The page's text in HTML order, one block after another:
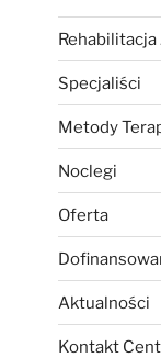
Rehabilitacja
Specjaliści
Metody
Noclegi
Oferta
Aktualności
Kontakt